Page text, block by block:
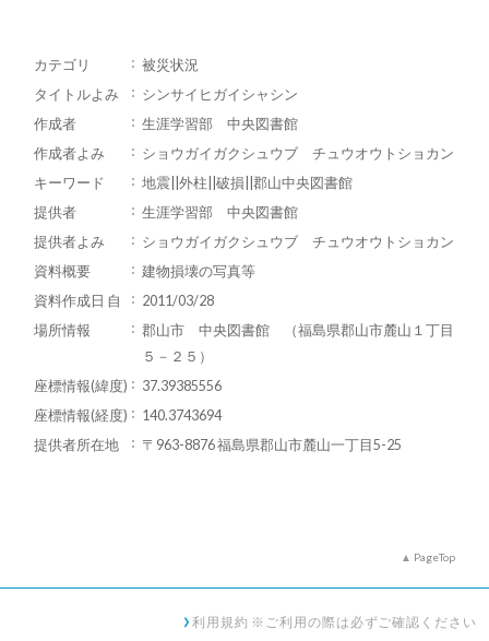
カテゴリ
被災状況
タイトルよみ
シンサイヒガイシャシン
作成者
生涯学習部 中央図書館
作成者よみ
ショウガイガクシュウブ チュウオウトショカン
キーワード
地震||外柱||破損||郡山中央図書館
提供者
生涯学習部 中央図書館
提供者よみ
ショウガイガクシュウブ チュウオウトショカン
資料概要
建物損壊の写真等
資料作成日 自
2011/03/28
場所情報
郡山市 中央図書館 （福島県郡山市麓山１丁目
５－２５）
座標情報(緯度)
37.39385556
座標情報(経度)
140.3743694
提供者所在地
〒963-8876 福島県郡山市麓山一丁目5-25
PageTop
利用規約 ※ご利用の際は必ずご確認ください